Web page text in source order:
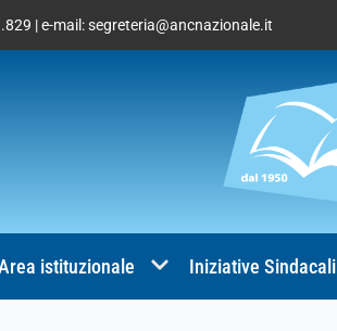
| e-mail:segreteria@ancnazionale.it
istituzionale Iniziative Sindacali